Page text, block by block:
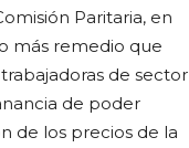
Paritaria, en
más remedio que
de sector
de poder
de los precios de la